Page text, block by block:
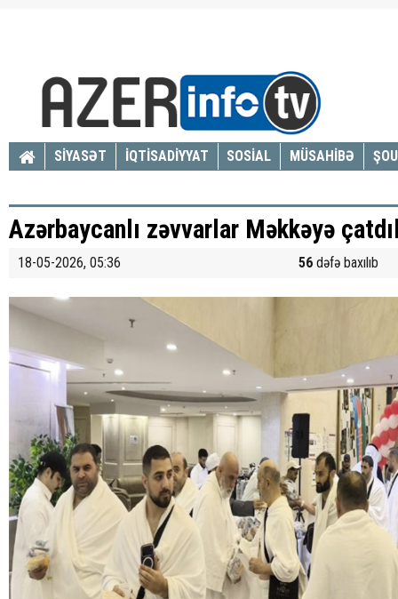
SİYASƏT İQTİSADİYYAT SOSİAL MÜSAHİBƏ
Azərbaycanlı zəvvarlar Məkkəyə
18-05-2026, 05:36 56 dəfə baxılıb